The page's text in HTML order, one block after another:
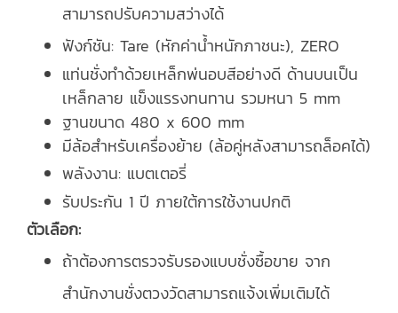
สามารถปรับความสว่างได้
ฟังก์ชัน: Tare (หักค่าน้ำหนักภาชนะ), ZERO
แท่นชั่งทำด้วยเหล็กพ่นอบสีอย่างดี ด้านบนเป็น
เหล็กลาย แข็งแรรงทนทาน รวมหนา 5 mm
ฐานขนาด 480 x 600 mm
มีล้อสำหรับเครื่องย้าย (ล้อคู่หลังสามารถล็อคได้)
พลังงาน: แบตเตอรี่
รับประกัน 1 ปี ภายใต้การใช้งานปกติ
ตัวเลือก:
ถ้าต้องการตรวจรับรองแบบชั่งซื้อขาย จาก
สำนักงานชั่งตวงวัดสามารถแจ้งเพิ่มเติมได้